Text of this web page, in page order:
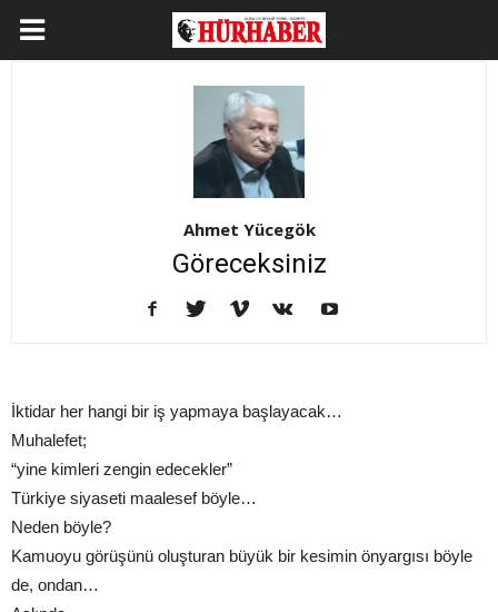
Ahmet Yücegök
Göreceksiniz
İktidar her hangi bir iş yapmaya başlayacak…
Muhalefet;
“yine kimleri zengin edecekler”
Türkiye siyaseti maalesef böyle…
Neden böyle?
Kamuoyu görüşünü oluşturan büyük bir kesimin önyargısı böyle
de, ondan…